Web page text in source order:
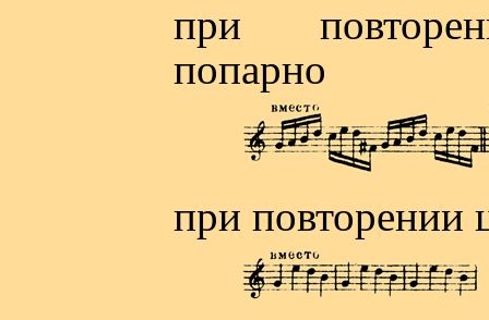
при
попарно
при повторении